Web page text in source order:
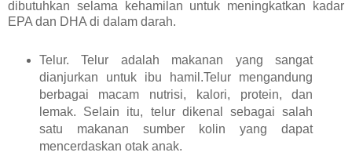
dibutuhkan selama kehamilan untuk meningkatkan kadar
EPA dan DHA di dalam darah.
Telur. Telur adalah makanan yang sangat
dianjurkan untuk ibu hamil.Telur mengandung
berbagai macam nutrisi, kalori, protein, dan
lemak. Selain itu, telur dikenal sebagai salah
satu makanan sumber kolin yang dapat
mencerdaskan otak anak.